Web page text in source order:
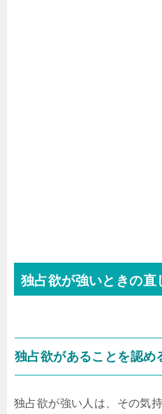
独占欲が強いときの直
独占欲があることを認め
独占欲が強い人は、その気